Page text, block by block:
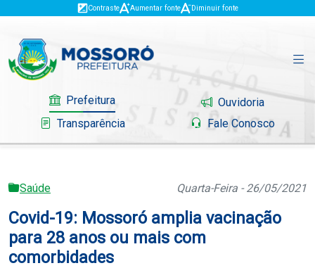
Contraste Aumentar fonte Diminuir fonte
Prefeitura
Ouvidoria
Transparência
Fale Conosco
Governo
Mossoró
Serviços
Saúde Quarta-Feira - 26/05/2021
Covid-19: Mossoró amplia vacinação
para 28 anos ou mais com
comorbidades